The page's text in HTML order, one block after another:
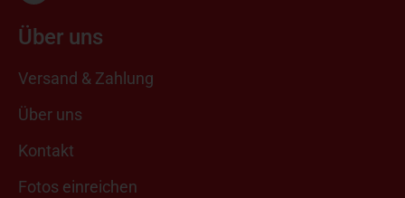
Über uns
Versand & Zahlung
Über uns
Kontakt
Fotos einreichen